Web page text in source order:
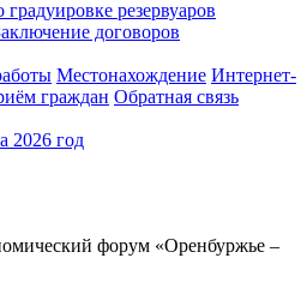
резервуаров
договоров
Местонахождение Интернет-
граждан Обратная связь
2026 год
форум «Оренбуржье –